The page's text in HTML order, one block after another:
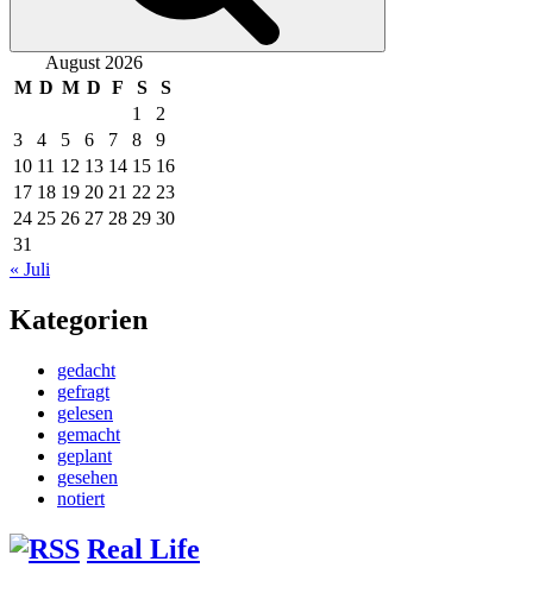
August 2026
M D M D F S
S
1
2
3
4 5 6 7 8
9
10 11 12 13 14 15 16
17 18 19 20 21 22 23
24 25 26 27 28 29 30
31
« Juli
Kategorien
gedacht
gefragt
gelesen
gemacht
geplant
gesehen
notiert
Real Life